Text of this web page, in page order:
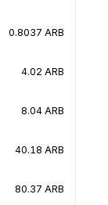
0.8037 ARB
4.02 ARB
8.04 ARB
40.18 ARB
80.37 ARB